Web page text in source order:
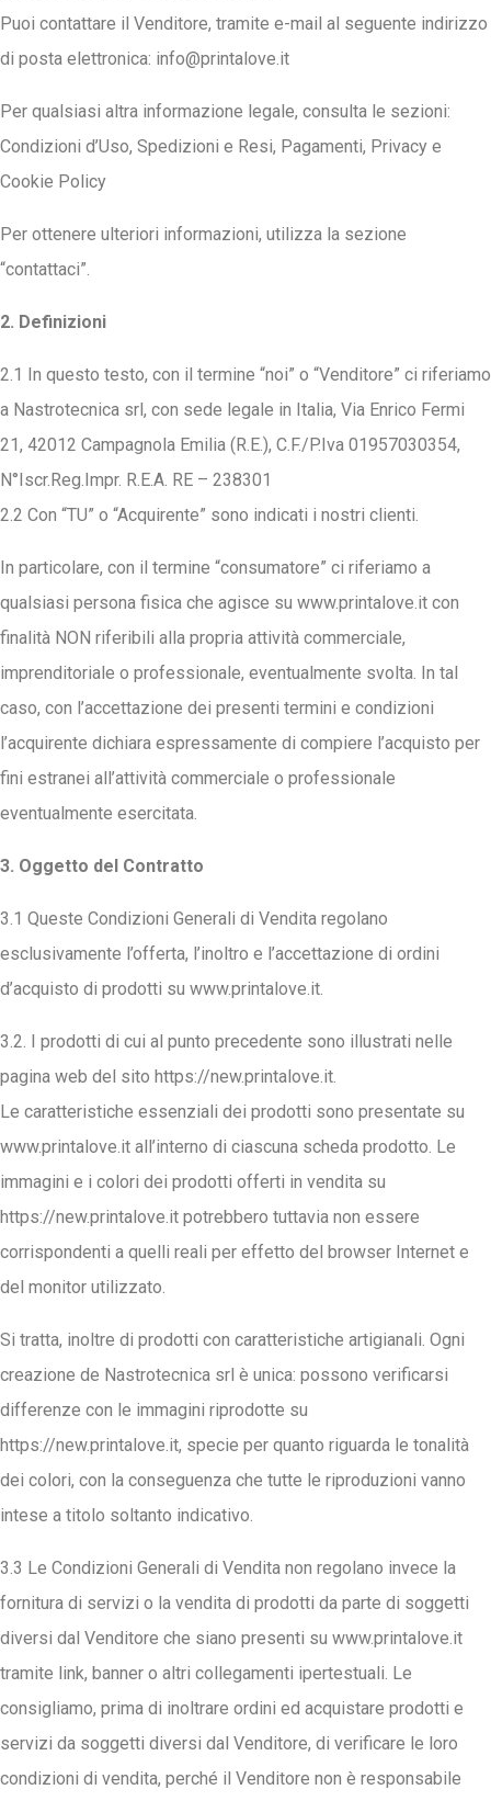
Puoi contattare il Venditore, tramite e-mail al seguente indirizzo
di posta elettronica: info@printalove.it
Per qualsiasi altra informazione legale, consulta le sezioni:
Condizioni d’Uso, Spedizioni e Resi, Pagamenti, Privacy e
Cookie Policy
Per ottenere ulteriori informazioni, utilizza la sezione
“contattaci”.
2. Definizioni
2.1 In questo testo, con il termine “noi” o “Venditore” ci riferiamo
a Nastrotecnica srl, con sede legale in Italia, Via Enrico Fermi
21, 42012 Campagnola Emilia (R.E.), C.F./P.Iva 01957030354,
N°Iscr.Reg.Impr. R.E.A. RE – 238301
2.2 Con “TU” o “Acquirente” sono indicati i nostri clienti.
In particolare, con il termine “consumatore” ci riferiamo a
qualsiasi persona fisica che agisce su www.printalove.it con
finalità NON riferibili alla propria attività commerciale,
imprenditoriale o professionale, eventualmente svolta. In tal
caso, con l’accettazione dei presenti termini e condizioni
l’acquirente dichiara espressamente di compiere l’acquisto per
fini estranei all’attività commerciale o professionale
eventualmente esercitata.
3. Oggetto del Contratto
3.1 Queste Condizioni Generali di Vendita regolano
esclusivamente l’offerta, l’inoltro e l’accettazione di ordini
d’acquisto di prodotti su www.printalove.it.
3.2. I prodotti di cui al punto precedente sono illustrati nelle
pagina web del sito https://new.printalove.it.
Le caratteristiche essenziali dei prodotti sono presentate su
www.printalove.it all’interno di ciascuna scheda prodotto. Le
immagini e i colori dei prodotti offerti in vendita su
https://new.printalove.it potrebbero tuttavia non essere
corrispondenti a quelli reali per effetto del browser Internet e
del monitor utilizzato.
Si tratta, inoltre di prodotti con caratteristiche artigianali. Ogni
creazione de Nastrotecnica srl è unica: possono verificarsi
differenze con le immagini riprodotte su
https://new.printalove.it, specie per quanto riguarda le tonalità
dei colori, con la conseguenza che tutte le riproduzioni vanno
intese a titolo soltanto indicativo.
3.3 Le Condizioni Generali di Vendita non regolano invece la
fornitura di servizi o la vendita di prodotti da parte di soggetti
diversi dal Venditore che siano presenti su www.printalove.it
tramite link, banner o altri collegamenti ipertestuali. Le
consigliamo, prima di inoltrare ordini ed acquistare prodotti e
servizi da soggetti diversi dal Venditore, di verificare le loro
condizioni di vendita, perché il Venditore non è responsabile